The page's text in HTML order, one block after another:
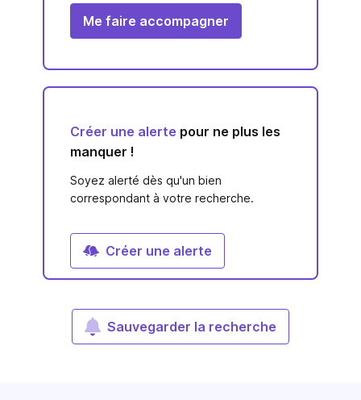
Me faire accompagner
Créer une alerte pour ne plus les
manquer !
Soyez alerté dès qu'un bien
correspondant à votre recherche.
Créer une alerte
Sauvegarder la recherche